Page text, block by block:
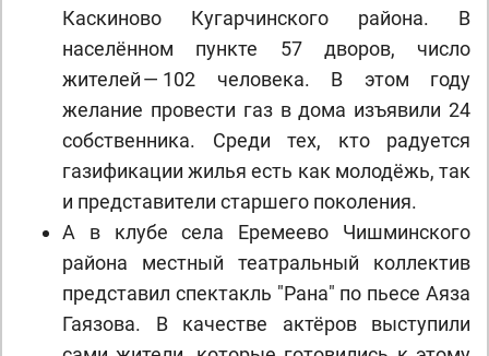
Каскиново Кугарчинского района. В
населённом пункте 57 дворов, число
жителей — 102 человека. В этом году
желание провести газ в дома изъявили 24
собственника. Среди тех, кто радуется
газификации жилья есть как молодёжь, так
и представители старшего поколения.
А в клубе села Еремеево Чишминского
района местный театральный коллектив
представил спектакль "Рана" по пьесе Аяза
Гаязова. В качестве актёров выступили